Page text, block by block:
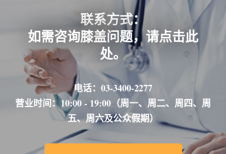
联系方式：
如需咨询膝盖问题，请点击此
处。
电话：03-3400-2277
营业时间：10:00 - 19:00（周一、周二、周四、周
五、周六及公众假期）